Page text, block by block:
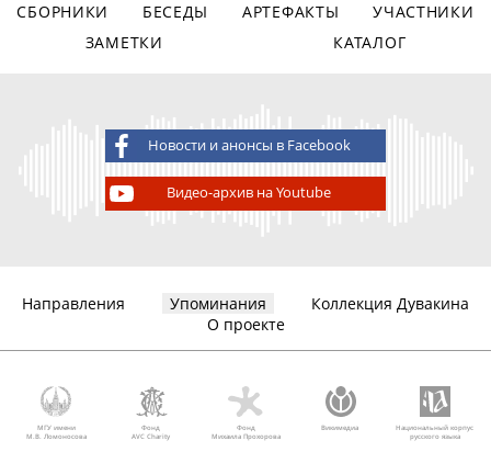
СБОРНИКИ БЕСЕДЫ АРТЕФАКТЫ
УЧАСТНИКИ
ЗАМЕТКИ
КАТАЛОГ
Новости и анонсы в Facebook
Видео-архив на Youtube
Направления Упоминания
Коллекция Дувакина
О проекте
МГУ имени
М.В. Ломоносова
Фонд
AVC Charity
Фонд
Михаила Прохорова
Викимедиа
Национальный корпус
русского языка